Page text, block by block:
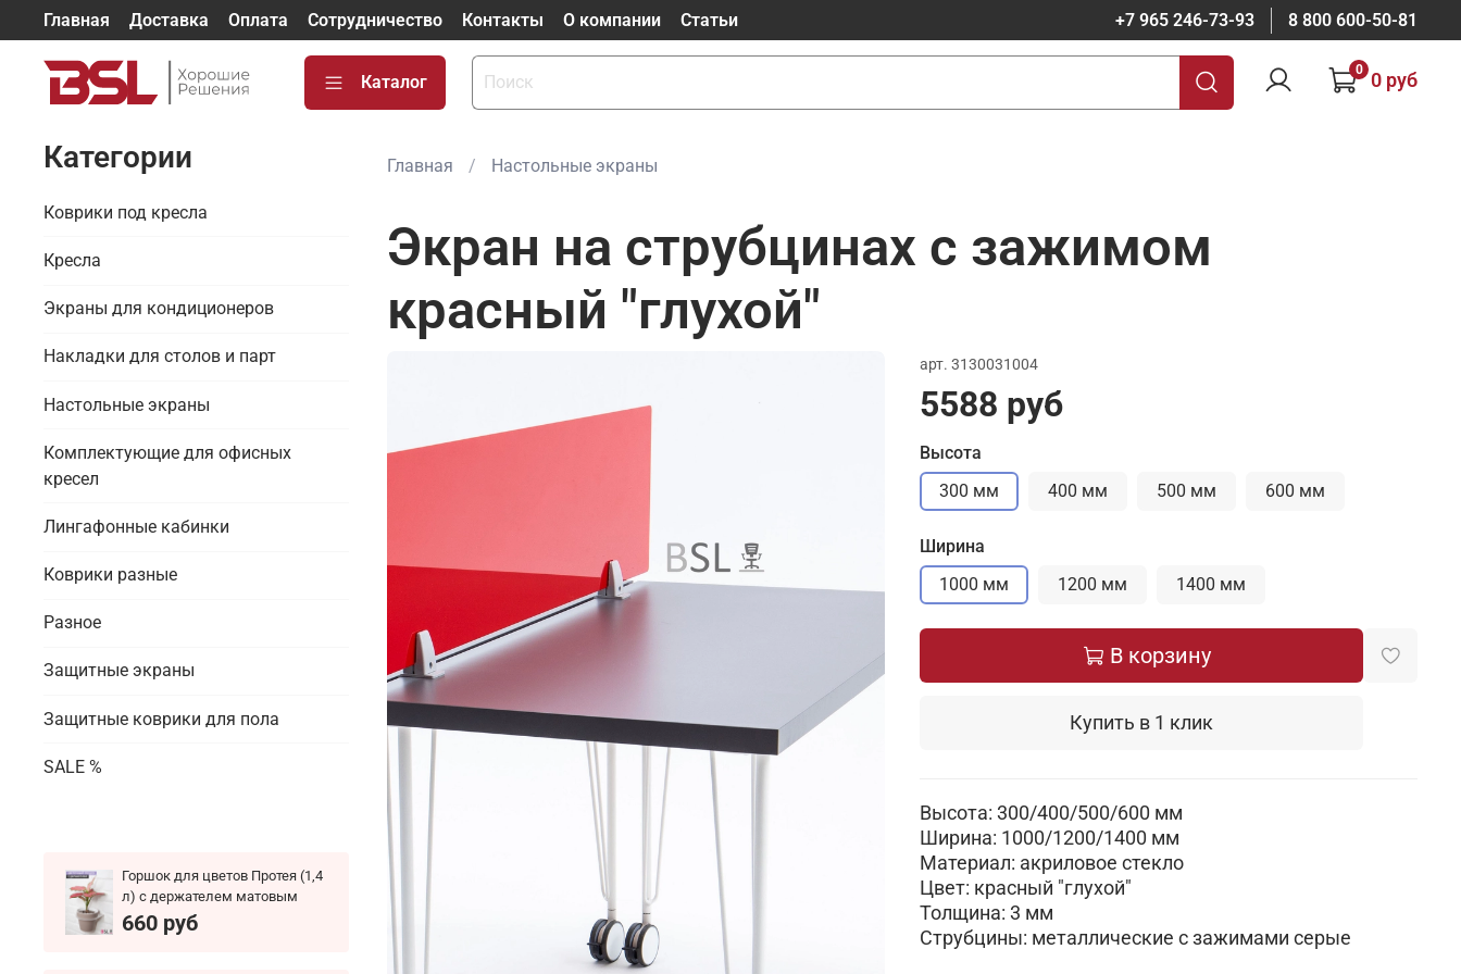
Главная Доставка Оплата Сотрудничество Контакты О компании Статьи +7 965 246-73-93 8 800 600-50-81
Каталог
0 0 руб
Главная Настольные экраны
Экран на струбцинах с зажимом
красный "глухой"
арт. 3130031004
5588 руб
Высота
300 мм
400 мм 500 мм 600 мм
Ширина
1000 мм
1200 мм 1400 мм
В корзину
Купить в 1 клик
Высота: 300/400/500/600 мм
Ширина: 1000/1200/1400 мм
Материал: акриловое стекло
Цвет: красный "глухой"
Толщина: 3 мм
Струбцины: металлические с зажимами серые
Категории
Коврики под кресла
Кресла
Экраны для кондиционеров
Накладки для столов и парт
Настольные экраны
Комплектующие для офисных
кресел
Лингафонные кабинки
Коврики разные
Разное
Защитные экраны
Защитные коврики для пола
SALE %
Горшок для цветов Протея (1,4
л) с держателем матовым
660 руб